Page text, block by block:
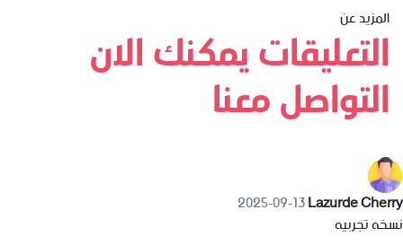
المزيد عن
التعليقات يمكنك الان
التواصل معنا
‪Lazurde Cherry‬‏
2025-09-13
نسخه تجربيه